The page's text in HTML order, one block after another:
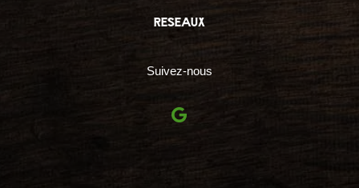
reseaux
Suivez-nous